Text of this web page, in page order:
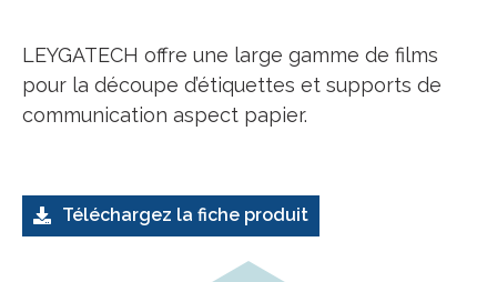
LEYGATECH offre une large gamme de films
pour la découpe d’étiquettes et supports de
communication aspect papier.
Téléchargez la fiche produit